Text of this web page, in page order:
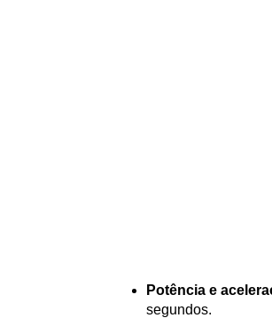
Potência e
segundos.